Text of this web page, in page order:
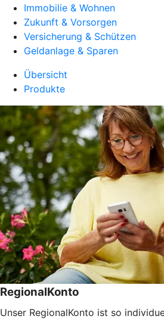
Immobilie & Wohnen
Zukunft & Vorsorgen
Versicherung & Schützen
Geldanlage & Sparen
Übersicht
Produkte
RegionalKonto
Unser RegionalKonto ist so